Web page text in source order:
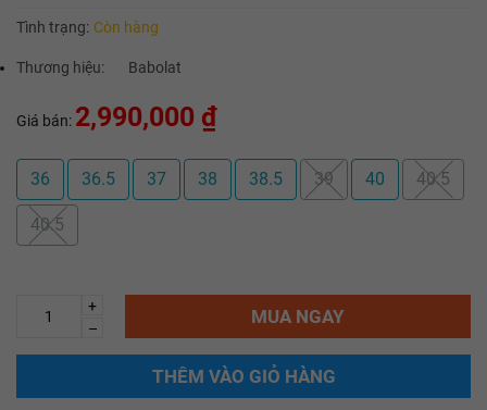
Tình trạng: Còn hàng
Thương hiệu: Babolat
Giá bán: 2,990,000 ₫
36 36.5 37 38 38.5 39 40 40.5
40.5
+
–
MUA NGAY
THÊM VÀO GIỎ HÀNG